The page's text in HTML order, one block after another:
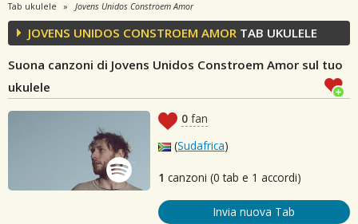
Tab ukulele Jovens Unidos Constroem Amor
JOVENS UNIDOS CONSTROEM AMOR TAB UKULELE
Suona canzoni di Jovens Unidos Constroem Amor sul tuo
ukulele
0 fan
(Sudafrica)
1 canzoni (0 tab e 1 accordi)
Invia nuova Tab